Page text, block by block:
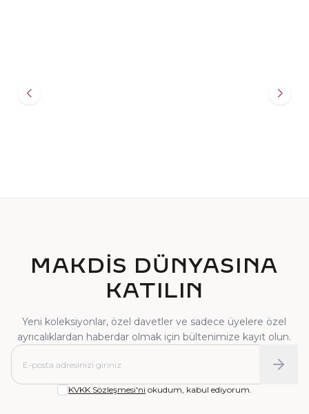
MAKDİS DÜNYASINA
KATILIN
Yeni koleksiyonlar, özel davetler ve sadece üyelere özel
ayrıcalıklardan haberdar olmak için bültenimize kayıt olun.
KVKK Sözleşmesi'ni okudum, kabul ediyorum.